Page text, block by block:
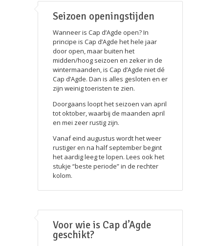
Seizoen openingstijden
Wanneer is Cap d’Agde open? In
principe is Cap d’Agde het hele jaar
door open, maar buiten het
midden/hoog seizoen en zeker in de
wintermaanden, is Cap d’Agde niet dé
Cap d’Agde. Dan is alles gesloten en er
zijn weinig toeristen te zien.
Doorgaans loopt het seizoen van april
tot oktober, waarbij de maanden april
en mei zeer rustig zijn.
Vanaf eind augustus wordt het weer
rustiger en na half september begint
het aardig leeg te lopen. Lees ook het
stukje “beste periode” in de rechter
kolom.
Voor wie is Cap d’Agde
geschikt?